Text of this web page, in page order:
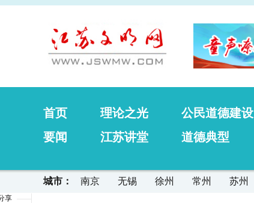
首页 理论之光 公民道德建设
要闻
江苏讲堂 道德典型
城市： 南京 无锡 徐州 常州 苏州
享